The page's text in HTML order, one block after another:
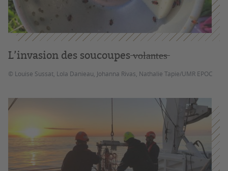
L’invasion des soucoupes ̶v̶o̶l̶a̶n̶t̶e̶s̶
© Louise Sussat, Lola Danieau, Johanna Rivas, Nathalie Tapie/UMR EPOC